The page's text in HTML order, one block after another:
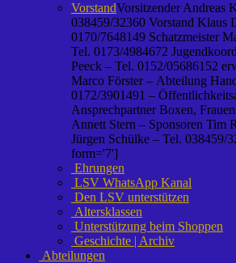
VorstandVorsitzender Andreas
038459/32360 Vorstand Klaus
0170/7648149 Schatzmeister
Tel. 0173/4984672
Peeck – Tel. 0152/05686152
Marco Förster – Abteilung
0172/3901491 –
Ansprechpartner Boxen,
Annett Stern – Sponsoren Tim
Jürgen Schülke – Tel. 038459/
form='7']
Ehrungen
LSV WhatsApp Kanal
Den LSV unterstützen
Altersklassen
Unterstützung beim Shoppen
Geschichte | Archiv
Abteilungen